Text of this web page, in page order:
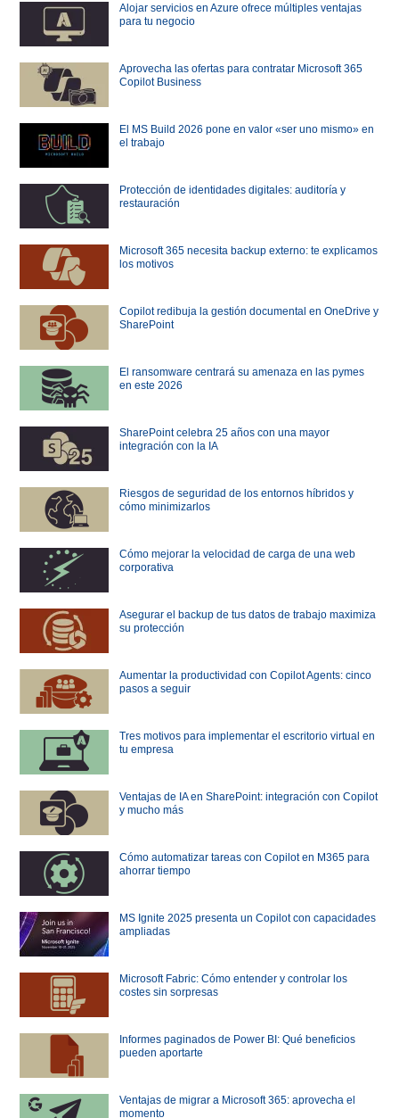
Alojar servicios en Azure ofrece múltiples ventajas
para tu negocio
Aprovecha las ofertas para contratar Microsoft 365
Copilot Business
El MS Build 2026 pone en valor «ser uno mismo» en
el trabajo
Protección de identidades digitales: auditoría y
restauración
Microsoft 365 necesita backup externo: te explicamos
los motivos
Copilot redibuja la gestión documental en OneDrive y
SharePoint
El ransomware centrará su amenaza en las pymes
en este 2026
SharePoint celebra 25 años con una mayor
integración con la IA
Riesgos de seguridad de los entornos híbridos y
cómo minimizarlos
Cómo mejorar la velocidad de carga de una web
corporativa
Asegurar el backup de tus datos de trabajo maximiza
su protección
Aumentar la productividad con Copilot Agents: cinco
pasos a seguir
Tres motivos para implementar el escritorio virtual en
tu empresa
Ventajas de IA en SharePoint: integración con Copilot
y mucho más
Cómo automatizar tareas con Copilot en M365 para
ahorrar tiempo
MS Ignite 2025 presenta un Copilot con capacidades
ampliadas
Microsoft Fabric: Cómo entender y controlar los
costes sin sorpresas
Informes paginados de Power BI: Qué beneficios
pueden aportarte
Ventajas de migrar a Microsoft 365: aprovecha el
momento